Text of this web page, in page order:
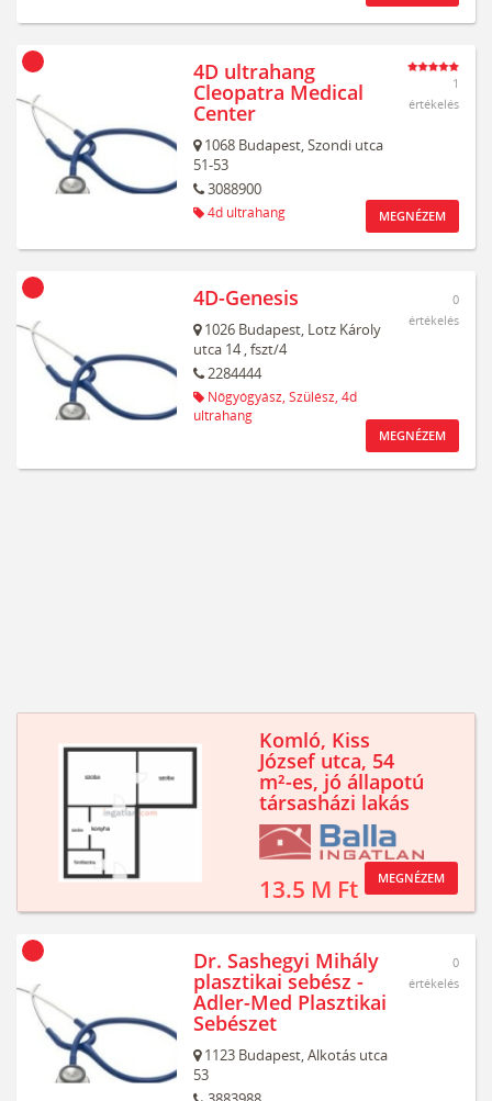
4D ultrahang
Cleopatra Medical
Center
1068 Budapest,Szondi utca
51-53
3088900
4d ultrahang
1
értékelés
MEGNÉZEM
4D-Genesis
1026 Budapest, Lotz Károly
utca 14, fszt/4
2284444
Nőgyógyász, Szülész, 4d
ultrahang
0
értékelés
MEGNÉZEM
Komló, Kiss
József utca, 54
m²-es, jó állapotú
társasházi lakás
13.5 M Ft MEGNÉZEM
Dr. Sashegyi Mihály
plasztikai sebész -
Adler-Med Plasztikai
Sebészet
1123 Budapest,Alkotás utca
53
0
értékelés